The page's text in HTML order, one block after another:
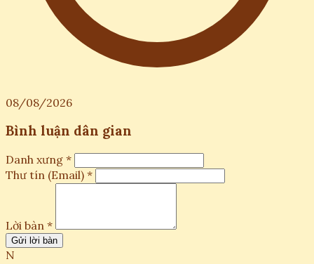
08/08/2026
Bình luận dân gian
Danh xưng *
Thư tín (Email) *
Lời bàn *
Gửi lời bàn
N